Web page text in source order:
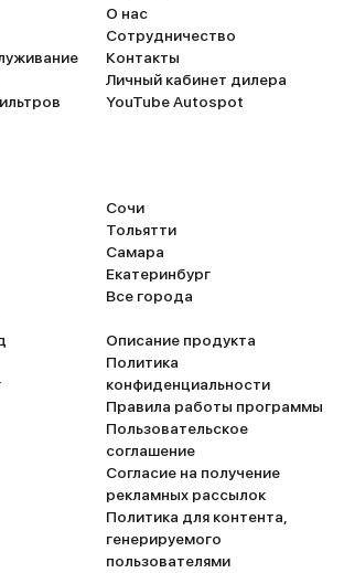
О нас
Сотрудничество
Контакты
Личный кабинет дилера
YouTube Autospot
Сочи
Тольятти
Самара
Екатеринбург
Все города
Описание продукта
Политика
конфиденциальности
Правила работы программы
Пользовательское
соглашение
Согласие на получение
рекламных рассылок
Политика для контента,
генерируемого
пользователями